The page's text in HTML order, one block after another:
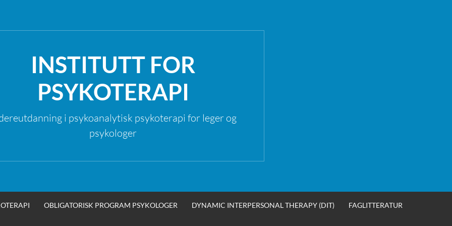
INSTITUTT FOR
PSYKOTERAPI
i psykoanalytisk psykoterapi for leger og
psykologer
OBLIGATORISK PROGRAM PSYKOLOGER DYNAMIC INTERPERSONAL THERAPY (DIT) FAGLITTERATUR